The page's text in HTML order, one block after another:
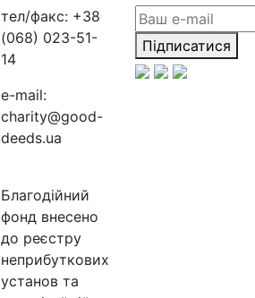
тел/факс: +38
(068) 023-51-
14
e-mail:
charity@good-
deeds.ua
Благодійний
фонд внесено
до реєстру
неприбуткових
установ та
Підписатися